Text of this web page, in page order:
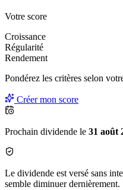
Votre score
Croissance
Régularité
Rendement
Pondérez les critères selon
Créer mon score
Prochain dividende le 31 août
Le dividende est versé sans
semble diminuer dernièrement.